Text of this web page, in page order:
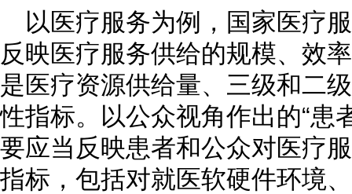
以医疗服务为例，国家医疗
反映医疗服务供给的规模、效
是医疗资源供给量、三级和二
性指标。以公众视角作出的“患
要应当反映患者和公众对医疗
指标，包括对就医软硬件环境